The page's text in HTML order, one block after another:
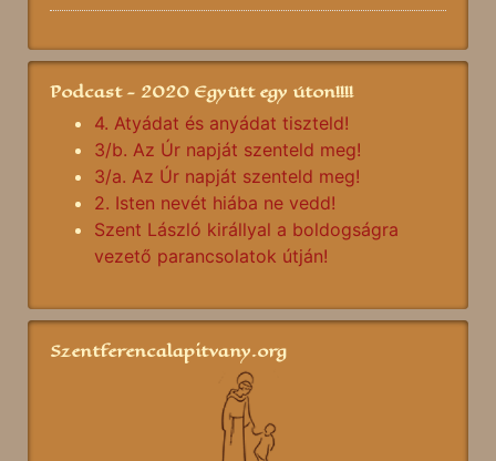
Podcast - 2020 Együtt egy úton!!!!
4. Atyádat és anyádat tiszteld!
3/b. Az Úr napját szenteld meg!
3/a. Az Úr napját szenteld meg!
2. Isten nevét hiába ne vedd!
Szent László királlyal a boldogságra
vezető parancsolatok útján!
Szentferencalapitvany.org